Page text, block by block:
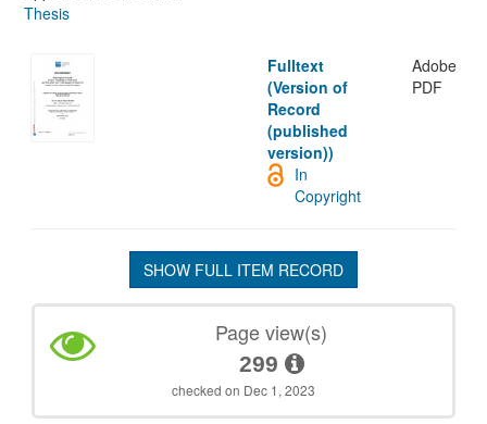
Thesis
Fulltext
(Version of
Record
(published
version))
Adobe
PDF
In
Copyright
SHOW FULL ITEM RECORD
Page view(s)
299
checked on Dec 1, 2023